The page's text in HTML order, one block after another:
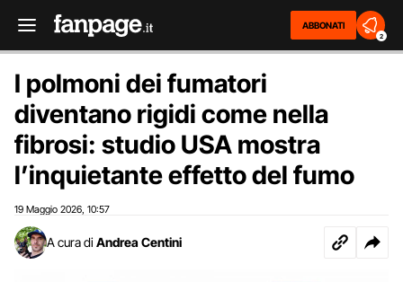
ABBONATI
2
I polmoni dei fumatori
diventano rigidi come nella
fibrosi: studio USA mostra
l’inquietante effetto del fumo
19 Maggio 2026 10:57
A cura di Andrea Centini